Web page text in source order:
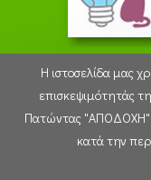
Η ιστοσελίδα μας
επισκεψιμότητάς
Πατώντας "ΑΠΟΔΟΧΗ"
κατά την